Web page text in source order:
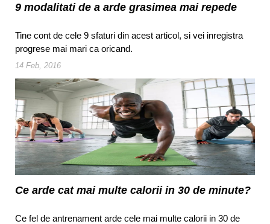
9 modalitati de a arde grasimea mai repede
Tine cont de cele 9 sfaturi din acest articol, si vei inregistra
progrese mai mari ca oricand.
14 Feb, 2016
Ce arde cat mai multe calorii in 30 de minute?
Ce fel de antrenament arde cele mai multe calorii in 30 de